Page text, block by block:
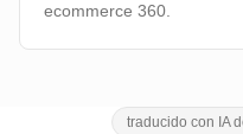
ecommerce 360.
traducido con IA